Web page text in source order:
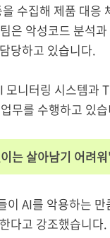
수집해 제품 대응
은 악성코드 분석
당하고 있습니다.
모니터링 시스템과
무를 수행하고 있
는 살아남기 어려
이 AI를 악용하는
다고 강조했습니다.